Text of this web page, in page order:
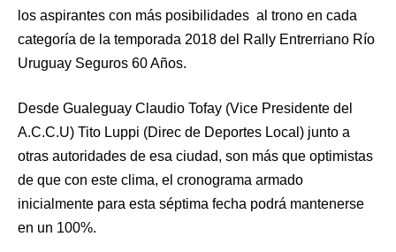
los aspirantes con más posibilidades al trono en cada
categoría de la temporada 2018 del Rally Entrerriano Río
Uruguay Seguros 60 Años.
Desde Gualeguay Claudio Tofay (Vice Presidente del
A.C.C.U) Tito Luppi (Direc de Deportes Local) junto a
otras autoridades de esa ciudad, son más que optimistas
de que con este clima, el cronograma armado
inicialmente para esta séptima fecha podrá mantenerse
en un 100%.